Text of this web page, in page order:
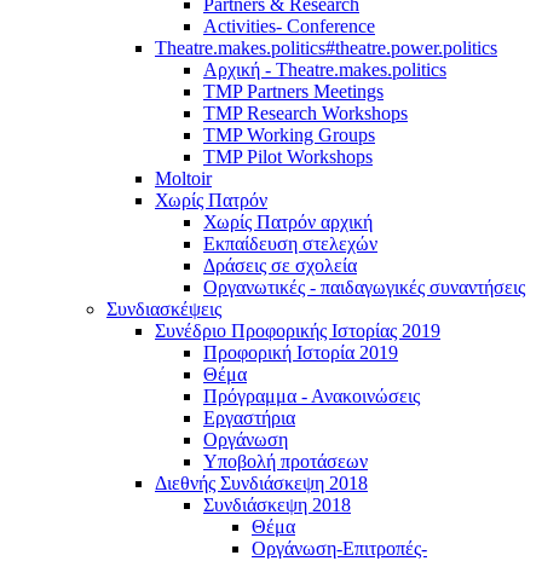
Partners & Research
Activities- Conference
Theatre.makes.politics#theatre.power.politics
Αρχική - Theatre.makes.politics
TMP Partners Meetings
TMP Research Workshops
TMP Working Groups
TMP Pilot Workshops
Moltoir
Χωρίς Πατρόν
Χωρίς Πατρόν αρχική
Εκπαίδευση στελεχών
Δράσεις σε σχολεία
Οργανωτικές - παιδαγωγικές συναντήσεις
Συνδιασκέψεις
Συνέδριο Προφορικής Ιστορίας 2019
Προφορική Ιστορία 2019
Θέμα
Πρόγραμμα - Ανακοινώσεις
Εργαστήρια
Οργάνωση
Υποβολή προτάσεων
Διεθνής Συνδιάσκεψη 2018
Συνδιάσκεψη 2018
Θέμα
Οργάνωση-Επιτροπές-